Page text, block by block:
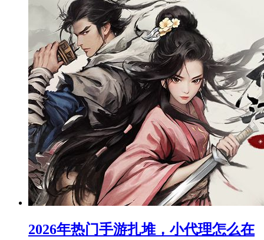
2026年热门手游扎堆，小代理怎么在